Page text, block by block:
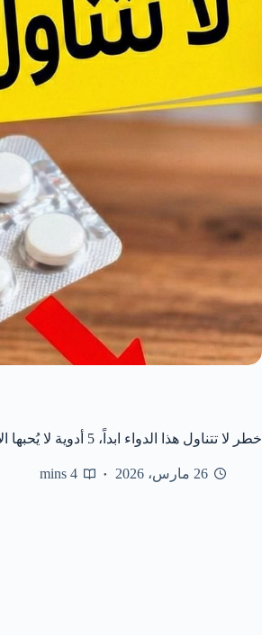
خطر لا تتناول هذا الدواء ابداً، 5 أدوية لا يُحبها الأطباء
26 مارس، 2026 4 mins